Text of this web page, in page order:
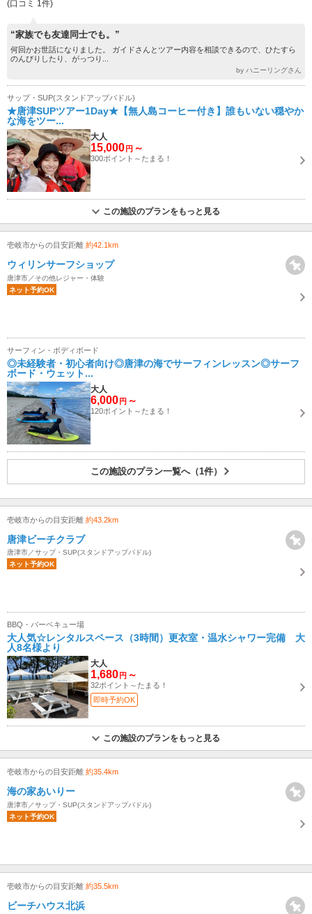
(口コミ 1件)
“家族でも友達同士でも。”
何回かお世話になりました。 ガイドさんとツアー内容を相談できるので、ひたすら
のんびりしたり、がっつり...
by ハニーリングさん
サップ・SUP(スタンドアップパドル)
★唐津SUPツアー1Day★【無人島コーヒー付き】誰もいない穏やか
な海をツー...
大人
15,000 円 ～
300ポイント～たまる！
この施設のプランをもっと見る
壱岐市からの目安距離 約42.1km
ウィリンサーフショップ
唐津市／その他レジャー・体験
ネット予約OK
サーフィン・ボディボード
◎未経験者・初心者向け◎唐津の海でサーフィンレッスン◎サーフ
ボード・ウェット...
大人
6,000 円 ～
120ポイント～たまる！
この施設のプラン一覧へ（1件）
壱岐市からの目安距離 約43.2km
唐津ビーチクラブ
唐津市／サップ・SUP(スタンドアップパドル)
ネット予約OK
BBQ・バーベキュー場
大人気☆レンタルスペース（3時間）更衣室・温水シャワー完備 大
人8名様より
大人
1,680 円 ～
32ポイント～たまる！
即時予約OK
この施設のプランをもっと見る
壱岐市からの目安距離 約35.4km
海の家あいりー
唐津市／サップ・SUP(スタンドアップパドル)
ネット予約OK
壱岐市からの目安距離 約35.5km
ビーチハウス北浜